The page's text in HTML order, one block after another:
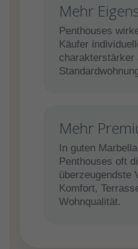
Mehr
Penthouses
Käufer
charakterstärker
Mehr
In guten
Penthouses oft
überzeugendste
Komfort,
Wohnqualität.